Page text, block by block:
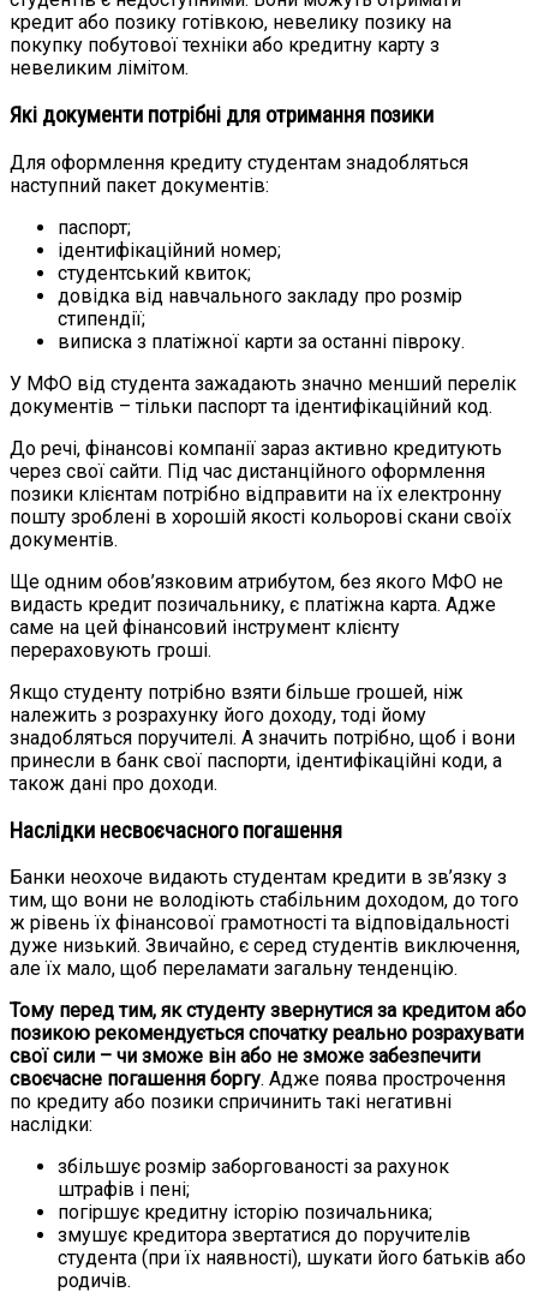
кредит або позику готівкою, невелику позику на
покупку побутової техніки або кредитну карту з
невеликим лімітом.
Які документи потрібні для отримання позики
Для оформлення кредиту студентам знадобляться
наступний пакет документів:
паспорт;
ідентифікаційний номер;
студентський квиток;
довідка від навчального закладу про розмір
стипендії;
виписка з платіжної карти за останні півроку.
У МФО від студента зажадають значно менший перелік
документів – тільки паспорт та ідентифікаційний код.
До речі, фінансові компанії зараз активно кредитують
через свої сайти. Під час дистанційного оформлення
позики клієнтам потрібно відправити на їх електронну
пошту зроблені в хорошій якості кольорові скани своїх
документів.
Ще одним обов’язковим атрибутом, без якого МФО не
видасть кредит позичальнику, є платіжна карта. Адже
саме на цей фінансовий інструмент клієнту
перераховують гроші.
Якщо студенту потрібно взяти більше грошей, ніж
належить з розрахунку його доходу, тоді йому
знадобляться поручителі. А значить потрібно, щоб і вони
принесли в банк свої паспорти, ідентифікаційні коди, а
також дані про доходи.
Наслідки несвоєчасного погашення
Банки неохоче видають студентам кредити в зв’язку з
тим, що вони не володіють стабільним доходом, до того
ж рівень їх фінансової грамотності та відповідальності
дуже низький. Звичайно, є серед студентів виключення,
але їх мало, щоб переламати загальну тенденцію.
Тому перед тим, як студенту звернутися за кредитом або
позикою рекомендується спочатку реально розрахувати
свої сили – чи зможе він або не зможе забезпечити
своєчасне погашення боргу. Адже поява прострочення
по кредиту або позики спричинить такі негативні
наслідки:
збільшує розмір заборгованості за рахунок
штрафів і пені;
погіршує кредитну історію позичальника;
змушує кредитора звертатися до поручителів
студента (при їх наявності), шукати його батьків або
родичів.